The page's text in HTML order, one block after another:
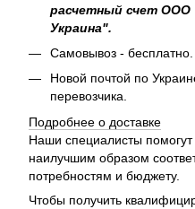
расчетный счет ООО
Украина".
Самовывоз - бесплатно.
Новой почтой по
перевозчика.
Подробнее о доставке
Наши специалисты
наилучшим образом
потребностям и бюджету.
Чтобы получить